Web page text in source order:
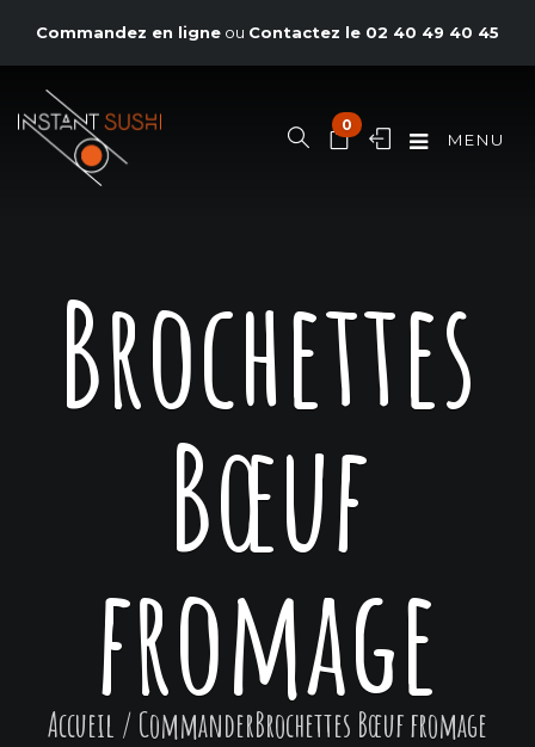
Commandez en ligne ou Contactez le 02 40 49 40 45
0
MENU
Brochettes
Bœuf
fromage
Accueil / CommanderBrochettes Bœuf fromage